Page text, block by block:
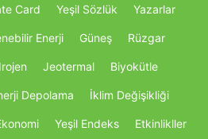
Card Yeşil Sözlük Yazarlar
Enerji Güneş Rüzgar
Jeotermal Biyokütle
Depolama İklim Değişikliği
Yeşil Endeks Etkinlikller